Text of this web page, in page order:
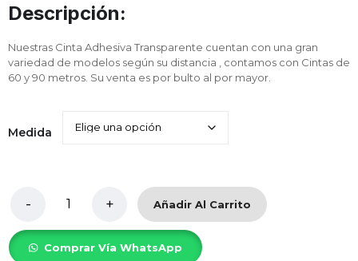
Descripción:
Nuestras Cinta Adhesiva Transparente cuentan con una gran
variedad de modelos según su distancia , contamos con Cintas de
60 y 90 metros. Su venta es por bulto al por mayor.
Medida
Añadir Al Carrito
Comprar Vía WhatsApp